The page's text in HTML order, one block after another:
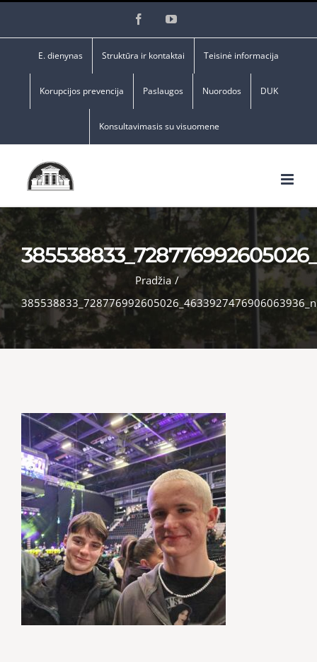
FacebookYouTube
E. dienynas Struktūra ir kontaktai Teisinė informacija
Korupcijos prevencija Paslaugos Nuorodos DUK
Konsultavimasis su visuomene
Pradžia /
385538833_728776992605026_4633927476906063936_n